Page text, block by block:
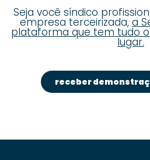
Seja você síndico
empresa terceirizada, a
plataforma que tem tudo
lugar.
receber